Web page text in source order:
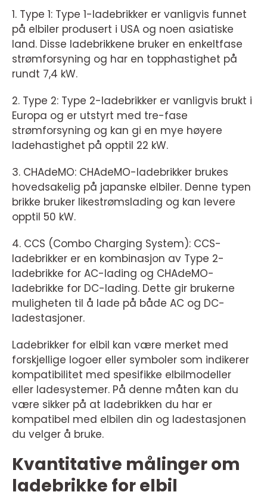
1. Type 1: Type 1-ladebrikker er vanligvis funnet
på elbiler produsert i USA og noen asiatiske
land. Disse ladebrikkene bruker en enkeltfase
strømforsyning og har en topphastighet på
rundt 7,4 kW.
2. Type 2: Type 2-ladebrikker er vanligvis brukt i
Europa og er utstyrt med tre-fase
strømforsyning og kan gi en mye høyere
ladehastighet på opptil 22 kW.
3. CHAdeMO: CHAdeMO-ladebrikker brukes
hovedsakelig på japanske elbiler. Denne typen
brikke bruker likestrømslading og kan levere
opptil 50 kW.
4. CCS (Combo Charging System): CCS-
ladebrikker er en kombinasjon av Type 2-
ladebrikke for AC-lading og CHAdeMO-
ladebrikke for DC-lading. Dette gir brukerne
muligheten til å lade på både AC og DC-
ladestasjoner.
Ladebrikker for elbil kan være merket med
forskjellige logoer eller symboler som indikerer
kompatibilitet med spesifikke elbilmodeller
eller ladesystemer. På denne måten kan du
være sikker på at ladebrikken du har er
kompatibel med elbilen din og ladestasjonen
du velger å bruke.
Kvantitative målinger om
ladebrikke for elbil